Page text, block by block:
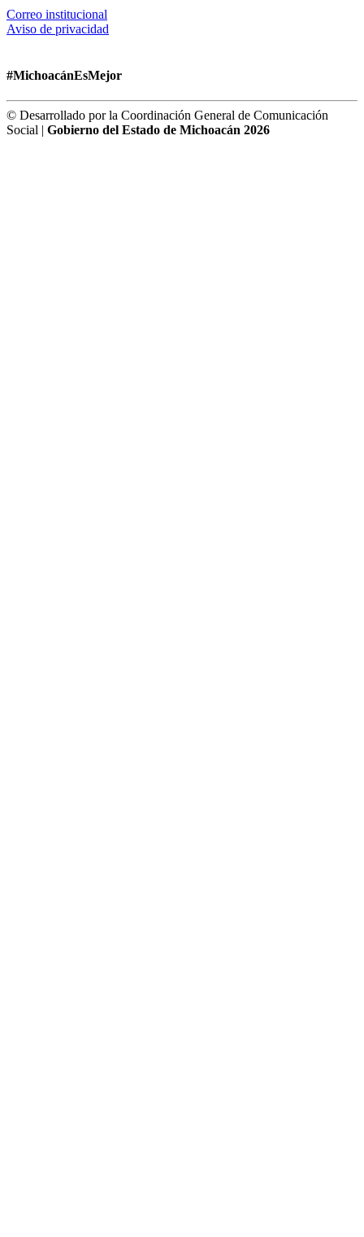
Correo institucional
Aviso de privacidad
#MichoacánEsMejor
© Desarrollado por la Coordinación General de Comunicación
Social | Gobierno del Estado de Michoacán 2026